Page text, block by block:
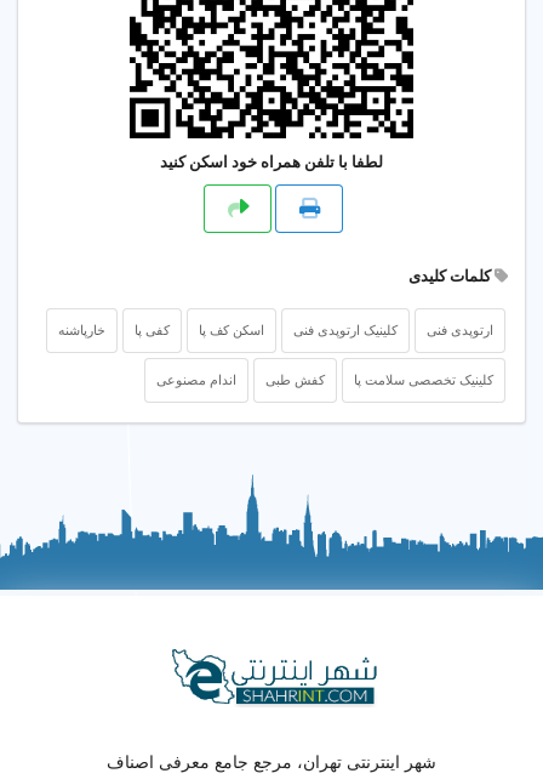
لطفا با تلفن همراه خود اسکن کنید
کلمات کلیدی
ارتوپدی فنی کلینیک ارتوپدی فنی اسکن کف پا کفی پا خارپاشنه
کلینیک تخصصی سلامت پا کفش طبی اندام مصنوعی
شهر اینترنتی تهران، مرجع جامع معرفی اصناف